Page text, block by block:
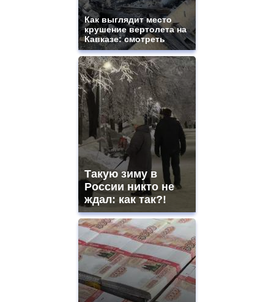
Как выглядит место
крушение вертолета на
Кавказе: смотреть
Такую зиму в
России никто не
ждал: как так?!